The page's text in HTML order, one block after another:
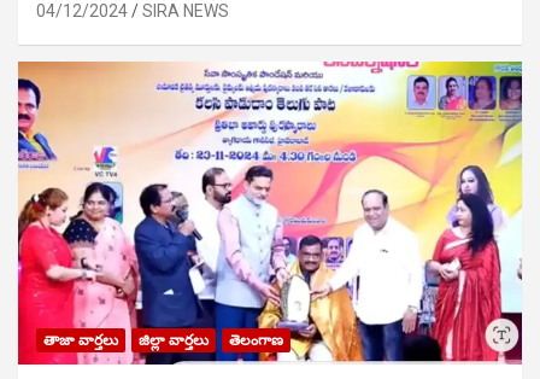
04/12/2024 SIRA NEWS
తాజా వార్తలు జిల్లా వార్తలు తెలంగాణ